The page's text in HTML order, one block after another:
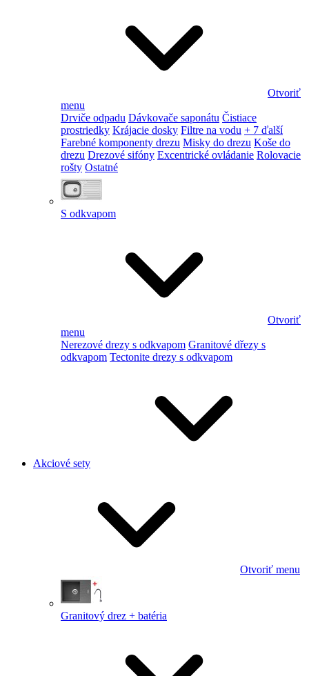
Otvoriť
menu
Drviče odpadu Dávkovače saponátu Čistiace
prostriedky Krájacie dosky Filtre na vodu + 7 ďalší
Farebné komponenty drezu Misky do drezu Koše do
drezu Drezové sifóny Excentrické ovládanie Rolovacie
rošty Ostatné
S odkvapom
Otvoriť
menu
Nerezové drezy s odkvapom Granitové dřezy s
odkvapom Tectonite drezy s odkvapom
Akciové sety
Otvoriť menu
Granitový drez + batéria